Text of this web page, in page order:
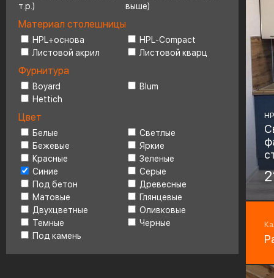
т.р.)
выше)
Материал столешницы
HPL+основа
HPL-Compact
Листовой акрил
Листовой кварц
Фурнитура
Boyard
Blum
Hettich
Цвет
Белые
Светлые
Бежевые
Яркие
Красные
Зеленые
Синие
Серые
Под бетон
Древесные
Матовые
Глянцевые
Двухцветные
Оливковые
Темные
Черные
Под камень